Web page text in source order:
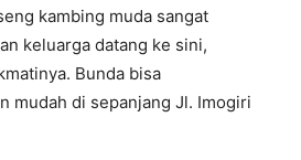
kambing muda sangat
keluarga datang ke sini,
Bunda bisa
mudah di sepanjang Jl. Imogiri